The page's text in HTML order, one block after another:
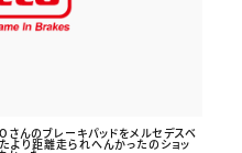
んのブレーキパッドをメルセデスベ
より距離走られへんかったのショッ